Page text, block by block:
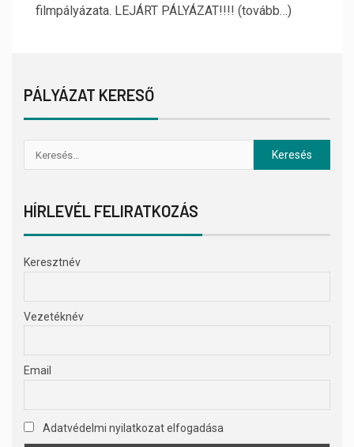
filmpályázata. LEJÁRT PÁLYÁZAT!!!! (tovább…)
PÁLYÁZAT KERESŐ
HÍRLEVÉL FELIRATKOZÁS
Keresztnév
Vezetéknév
Email
Adatvédelmi nyilatkozat elfogadása